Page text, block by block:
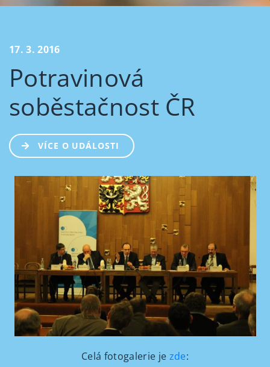
17. 3. 2016
Potravinová
soběstačnost ČR
VÍCE O UDÁLOSTI
Celá fotogalerie je zde: